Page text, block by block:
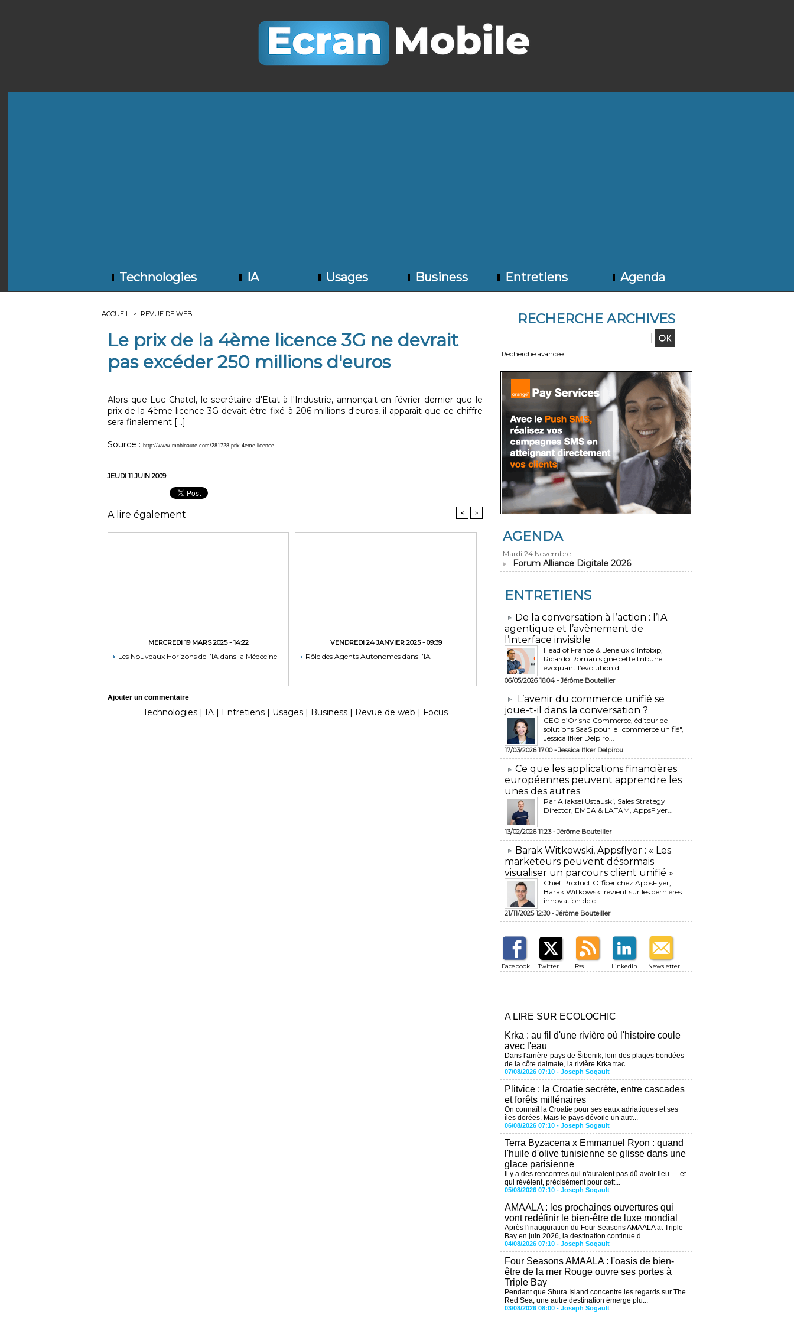
Technologies IA Usages Business Entretiens Agenda
ACCUEIL > REVUE DE WEB
Le prix de la 4ème licence 3G ne devrait
pas excéder 250 millions d'euros
Alors que Luc Chatel, le secrétaire d'Etat à l'Industrie, annonçait en février dernier que le
prix de la 4ème licence 3G devait être fixé à 206 millions d'euros, il apparaît que ce chiffre
sera finalement [...]
Source : http://www.mobinaute.com/281728-prix-4eme-licence-...
JEUDI 11 JUIN 2009
A lire également < >
MERCREDI 19 MARS 2025 - 14:22
Les Nouveaux Horizons de l’IA dans la Médecine
VENDREDI 24 JANVIER 2025 - 09:39
Rôle des Agents Autonomes dans l’IA
Ajouter un commentaire
Technologies | IA | Entretiens | Usages | Business | Revue de web | Focus
RECHERCHE ARCHIVES
Recherche avancée
AGENDA
Mardi 24 Novembre
Forum Alliance Digitale 2026
ENTRETIENS
​De la conversation à l’action : l’IA
agentique et l’avènement de
l’interface invisible
Head of France & Benelux d’Infobip,
Ricardo Roman signe cette tribune
évoquant l’évolution d...
06/05/2026 16:04 -Jérôme Bouteiller
L’avenir du commerce unifié se
joue-t-il dans la conversation ?
CEO d’Orisha Commerce, éditeur de
solutions SaaS pour le "commerce unifié",
Jessica Ifker Delpiro...
17/03/2026 17:00 -Jessica Ifker Delpirou
​Ce que les applications financières
européennes peuvent apprendre les
unes des autres
Par Aliaksei Ustauski, Sales Strategy
Director, EMEA & LATAM, AppsFlyer...
13/02/2026 11:23 -Jérôme Bouteiller
​Barak Witkowski, Appsflyer : « Les
marketeurs peuvent désormais
visualiser un parcours client unifié »
Chief Product Officer chez AppsFlyer, ​
Barak Witkowski revient sur les dernières
innovation de c...
21/11/2025 12:30 -Jérôme Bouteiller
Facebook Twitter Rss LinkedIn Newsletter
A LIRE SUR ECOLOCHIC
Krka : au fil d'une rivière où l'histoire coule
avec l'eau
Dans l'arrière-pays de Šibenik, loin des plages bondées
de la côte dalmate, la rivière Krka trac...
07/08/2026 07:10 - Joseph Sogault
Plitvice : la Croatie secrète, entre cascades
et forêts millénaires
On connaît la Croatie pour ses eaux adriatiques et ses
îles dorées. Mais le pays dévoile un autr...
06/08/2026 07:10 - Joseph Sogault
Terra Byzacena x Emmanuel Ryon : quand
l'huile d'olive tunisienne se glisse dans une
glace parisienne
Il y a des rencontres qui n'auraient pas dû avoir lieu — et
qui révèlent, précisément pour cett...
05/08/2026 07:10 - Joseph Sogault
AMAALA : les prochaines ouvertures qui
vont redéfinir le bien-être de luxe mondial
Après l'inauguration du Four Seasons AMAALA at Triple
Bay en juin 2026, la destination continue d...
04/08/2026 07:10 - Joseph Sogault
Four Seasons AMAALA : l'oasis de bien-
être de la mer Rouge ouvre ses portes à
Triple Bay
Pendant que Shura Island concentre les regards sur The
Red Sea, une autre destination émerge plu...
03/08/2026 08:00 - Joseph Sogault